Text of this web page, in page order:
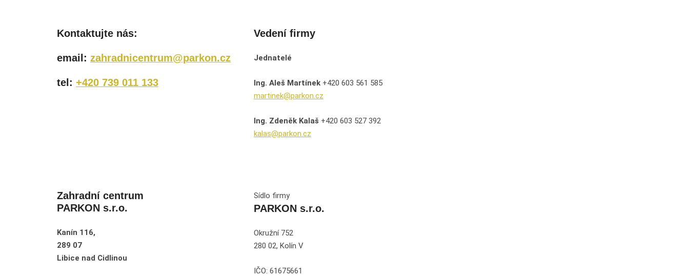
Kontaktujte nás:
email: zahradnicentrum@parkon.cz
tel: +420 739 011 133
Vedení firmy
Jednatelé
Ing. Aleš Martínek +420 603 561 585
martinek@parkon.cz
Ing. Zdeněk Kalaš +420 603 527 392
kalas@parkon.cz
Zahradní centrum
PARKON s.r.o.
Kanín 116,
289 07
Libice nad Cidlinou
Sídlo firmy
PARKON s.r.o.
Okružní 752
280 02, Kolín V
IČO: 61675661